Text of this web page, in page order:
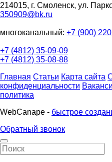
214015, г. Смоленск, ул.
350909@bk.ru
многоканальный: +7 (900)
+7 (4812) 35-09-09
+7 (4812) 35-08-88
Главная Статьи Карта сайта
конфиденциальности
политика
WebCanape - быстрое
Обратный звонок